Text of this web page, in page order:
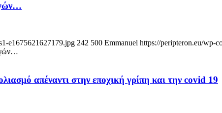
e1675621627179.jpg 242 500 Emmanuel https://peripteron.eu/wp-
απέναντι στην εποχική γρίπη και την cοvid 19